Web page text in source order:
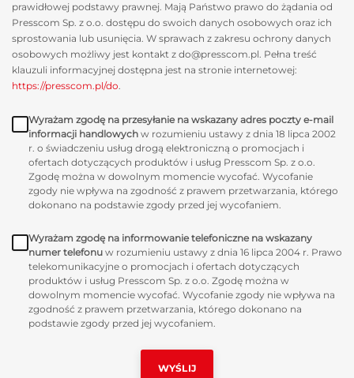
prawidłowej podstawy prawnej. Mają Państwo prawo do żądania od
Presscom Sp. z o.o. dostępu do swoich danych osobowych oraz ich
sprostowania lub usunięcia. W sprawach z zakresu ochrony danych
osobowych możliwy jest kontakt z do@presscom.pl. Pełna treść
klauzuli informacyjnej dostępna jest na stronie internetowej:
https://presscom.pl/do.
Wyrażam zgodę na przesyłanie na wskazany adres poczty e-mail
informacji handlowych w rozumieniu ustawy z dnia 18 lipca 2002
r. o świadczeniu usług drogą elektroniczną o promocjach i
ofertach dotyczących produktów i usług Presscom Sp. z o.o.
Zgodę można w dowolnym momencie wycofać. Wycofanie
zgody nie wpływa na zgodność z prawem przetwarzania, którego
dokonano na podstawie zgody przed jej wycofaniem.
Wyrażam zgodę na informowanie telefoniczne na wskazany
numer telefonu w rozumieniu ustawy z dnia 16 lipca 2004 r. Prawo
telekomunikacyjne o promocjach i ofertach dotyczących
produktów i usług Presscom Sp. z o.o. Zgodę można w
dowolnym momencie wycofać. Wycofanie zgody nie wpływa na
zgodność z prawem przetwarzania, którego dokonano na
podstawie zgody przed jej wycofaniem.